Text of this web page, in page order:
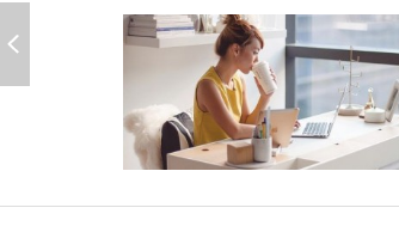
PAOLA, 3 DE JANEIRO DE 2019